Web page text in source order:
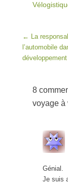
Post navigation
← La
l’automobile
8
voyage à
Génial.
Je suis